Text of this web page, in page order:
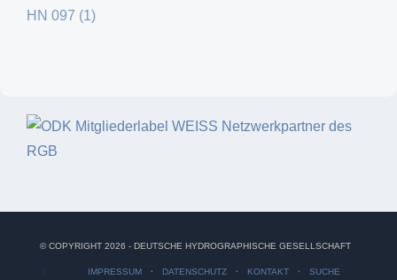
HN 097 (1)
© COPYRIGHT 2026 - DEUTSCHE HYDROGRAPHISCHE GESELLSCHAFT
IMPRESSUM DATENSCHUTZ KONTAKT SUCHE